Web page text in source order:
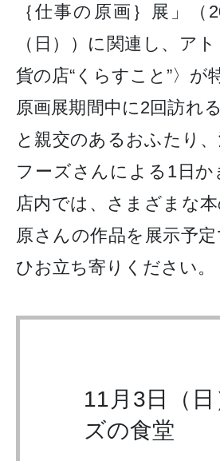
｛仕事の原画｝展」
（日））に関連し、ア
貨の店“くらすこと”〉が
原画展期間中に2回訪れ
と親交のあるおふたり
フーズさんによる1日
店内では、さまざまな
原さんの作品を展示予
ひお立ち寄りください。
11月3日（
ズの食堂